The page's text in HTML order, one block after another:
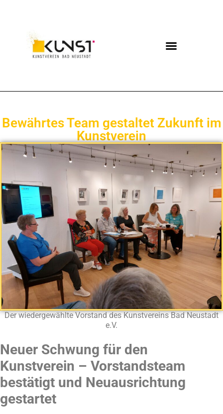
Bewährtes Team gestaltet Zukunft im
Kunstverein
Der wiedergewählte Vorstand des Kunstvereins Bad Neustadt
e.V.
Neuer Schwung für den
Kunstverein – Vorstandsteam
bestätigt und Neuausrichtung
gestartet